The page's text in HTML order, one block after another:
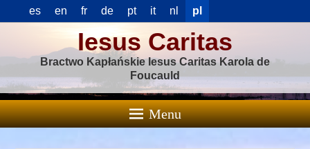
es en fr de pt it nl pl
Iesus Caritas
Bractwo Kapłańskie Iesus Caritas Karola de
Foucauld
Menu